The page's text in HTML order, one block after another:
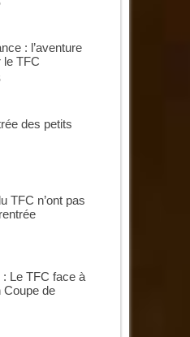
: l’aventure
le TFC
des petits
TFC n’ont pas
Le TFC face à
Coupe de